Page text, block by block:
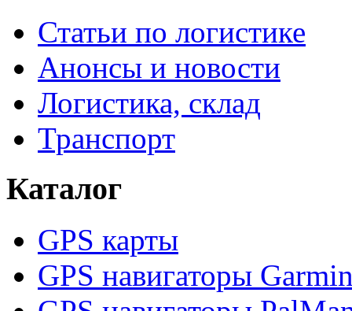
Статьи по логистике
Анонсы и новости
Логистика, склад
Транспорт
Каталог
GPS карты
GPS навигаторы